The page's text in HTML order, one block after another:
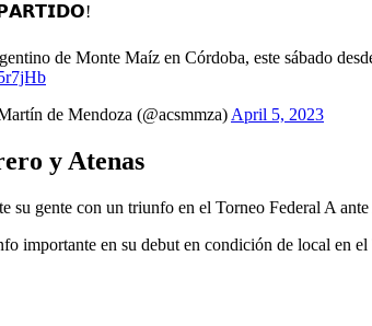
de Monte Maíz en Córdoba, este sábado
de Mendoza (@acsmmza) April 5, 2023
y Atenas
su gente con un triunfo en el Torneo Federal A
importante en su debut en condición de local en